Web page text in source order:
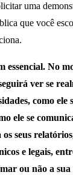
uma
que você
essencial. No
ver se
como ele
ele se
os seus
e legais,
ou não a sua